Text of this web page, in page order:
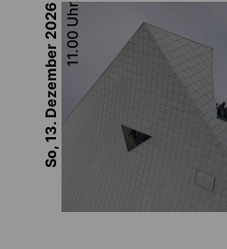
So, 13. Dezember
2026
11.00
Uhr